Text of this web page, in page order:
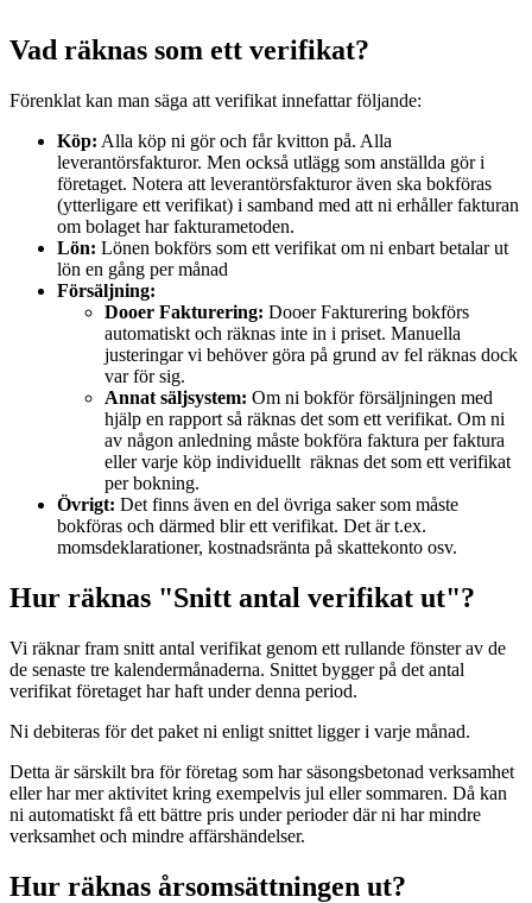
Vad räknas som ett verifikat?
Förenklat kan man säga att verifikat innefattar följande:
Köp: Alla köp ni gör och får kvitton på. Alla
leverantörsfakturor. Men också utlägg som anställda gör i
företaget. Notera att leverantörsfakturor även ska bokföras
(ytterligare ett verifikat) i samband med att ni erhåller fakturan
om bolaget har fakturametoden.
Lön: Lönen bokförs som ett verifikat om ni enbart betalar ut
lön en gång per månad
Försäljning:
Dooer Fakturering: Dooer Fakturering bokförs
automatiskt och räknas inte in i priset. Manuella
justeringar vi behöver göra på grund av fel räknas dock
var för sig.
Annat säljsystem: Om ni bokför försäljningen med
hjälp en rapport så räknas det som ett verifikat. Om ni
av någon anledning måste bokföra faktura per faktura
eller varje köp individuellt räknas det som ett verifikat
per bokning.
Övrigt: Det finns även en del övriga saker som måste
bokföras och därmed blir ett verifikat. Det är t.ex.
momsdeklarationer, kostnadsränta på skattekonto osv.
Hur räknas "Snitt antal verifikat ut"?
Vi räknar fram snitt antal verifikat genom ett rullande fönster av de
de senaste tre kalendermånaderna. Snittet bygger på det antal
verifikat företaget har haft under denna period.
Ni debiteras för det paket ni enligt snittet ligger i varje månad.
Detta är särskilt bra för företag som har säsongsbetonad verksamhet
eller har mer aktivitet kring exempelvis jul eller sommaren. Då kan
ni automatiskt få ett bättre pris under perioder där ni har mindre
verksamhet och mindre affärshändelser.
Hur räknas årsomsättningen ut?